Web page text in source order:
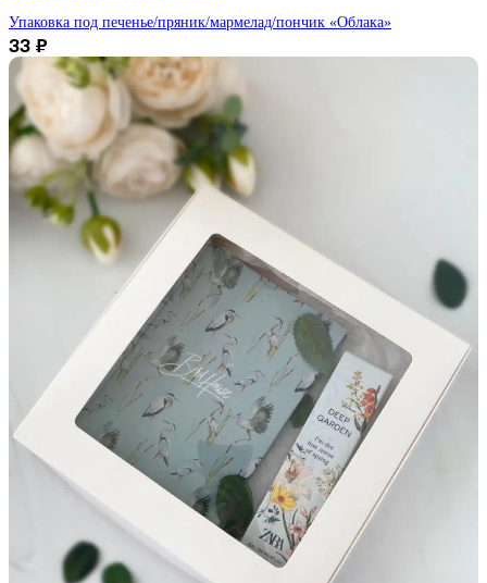
Упаковка под печенье/пряник/мармелад/пончик «Облака»
33 ₽